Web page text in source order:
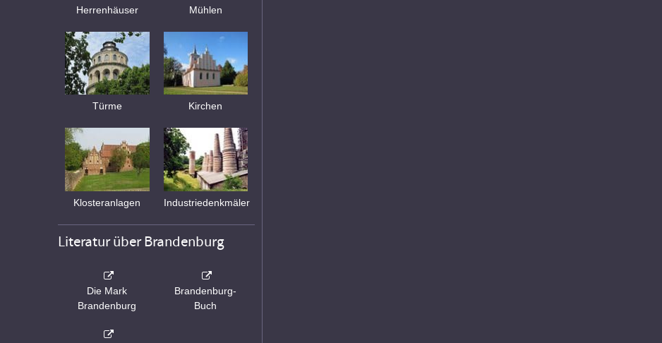
Herrenhäuser Mühlen
Türme Kirchen
Klosteranlagen Industriedenkmäler
Literatur über Brandenburg
Die Mark
Brandenburg
Brandenburg-
Buch